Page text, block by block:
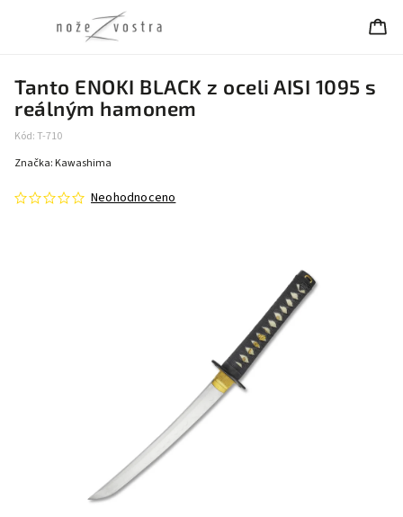
Tanto ENOKI BLACK z oceli AISI 1095 s
reálným hamonem
Kód:T-710
Neohodnoceno
Značka: Kawashima